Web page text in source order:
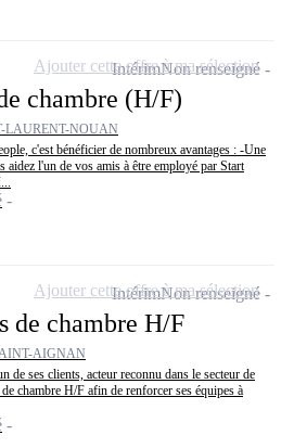
chambre (H/F)
LAURENT-NOUAN
c'est bénéficier de nombreux avantages : -Une
aidez l'un de vos amis à être employé par Start
IntérimNon renseigné
Ajouter cette offre à ma sélection
de chambre H/F
AIGNAN
de ses clients, acteur reconnu dans le secteur de
chambre H/F afin de renforcer ses équipes à
IntérimNon renseigné
Ajouter cette offre à ma sélection